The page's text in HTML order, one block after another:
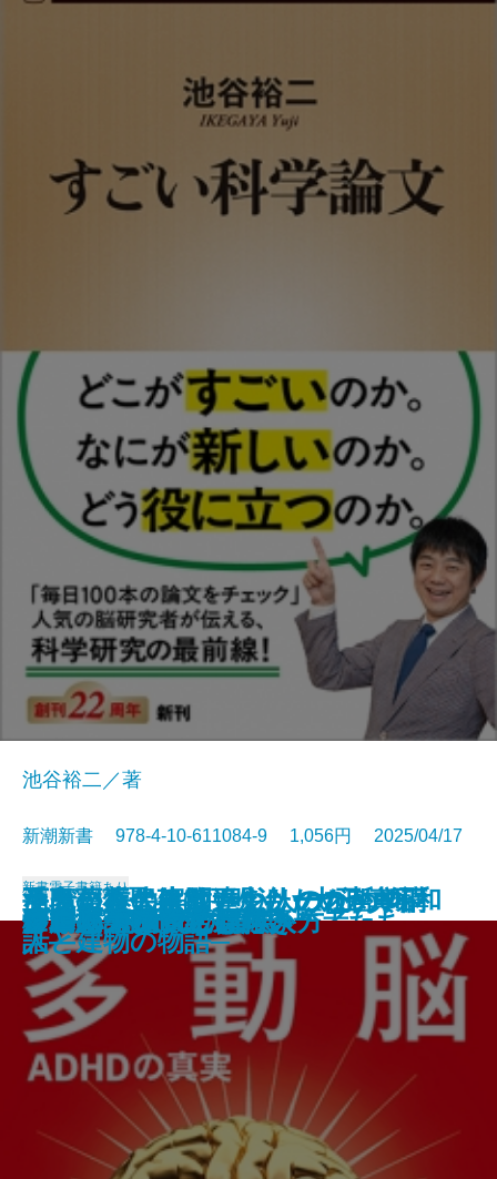
なぜ日本人は間違えたのか─真
説・昭和100年と戦後80年─
奇跡の母親脳
ラクに長生きしたい人のための
よくばり健康法
テレビが終わる日
患者と目を合わせない医者たち
日本文化は絶滅するのか
酒鬼薔薇聖斗は更生したのか─不
確かな境界─
「まさか」の人生
生きる言葉
すごい科学論文
池谷裕二／著
新潮新書 978-4-10-611084-9 1,056円 2025/04/17
新書電子書籍あり
多動脳─ADHDの真実─
野球の記録で話したい
アンパンマンと日本人
グルメ外道
伊藤忠 商人の心得
リキッド消費とは何か
移民リスク
至高の近代建築─明治・大正・昭和
人と建物の物語─
プロパガンダの見抜き方
手段からの解放―シリーズ哲学講
話―